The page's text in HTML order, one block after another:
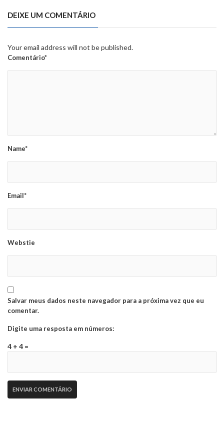
DEIXE UM COMENTÁRIO
Your email address will not be published.
Comentário*
Name*
Email*
Webstie
Salvar meus dados neste navegador para a próxima vez que eu
comentar.
Digite uma resposta em números:
4 + 4 =